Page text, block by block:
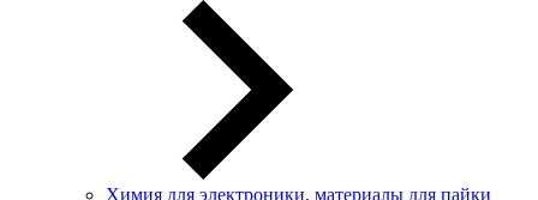
Химия для электроники, материалы для пайки